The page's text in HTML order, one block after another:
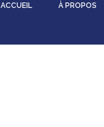
ACCUEIL À PROPOS